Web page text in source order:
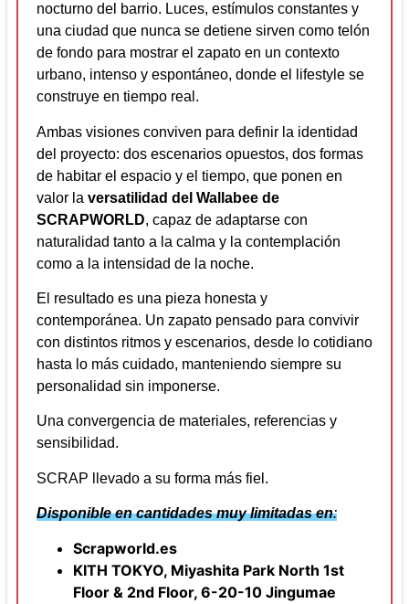
nocturno del barrio. Luces, estímulos constantes y
una ciudad que nunca se detiene sirven como telón
de fondo para mostrar el zapato en un contexto
urbano, intenso y espontáneo, donde el lifestyle se
construye en tiempo real.
Ambas visiones conviven para definir la identidad
del proyecto: dos escenarios opuestos, dos formas
de habitar el espacio y el tiempo, que ponen en
valor la versatilidad del Wallabee de
SCRAPWORLD, capaz de adaptarse con
naturalidad tanto a la calma y la contemplación
como a la intensidad de la noche.
El resultado es una pieza honesta y
contemporánea. Un zapato pensado para convivir
con distintos ritmos y escenarios, desde lo cotidiano
hasta lo más cuidado, manteniendo siempre su
personalidad sin imponerse.
Una convergencia de materiales, referencias y
sensibilidad.
SCRAP llevado a su forma más fiel.
Disponible en cantidades muy limitadas en:
Scrapworld.es
KITH TOKYO, Miyashita Park North 1st
Floor & 2nd Floor, 6-20-10 Jingumae